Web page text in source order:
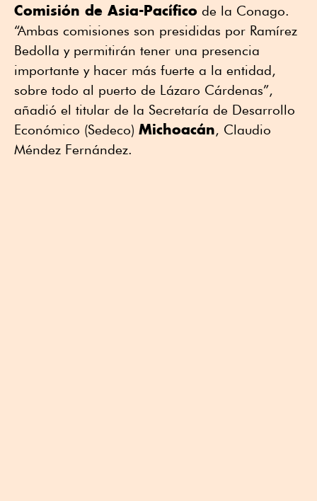
Comisión de Asia-Pacífico de la Conago.
“Ambas comisiones son presididas por Ramírez
Bedolla y permitirán tener una presencia
importante y hacer más fuerte a la entidad,
sobre todo al puerto de Lázaro Cárdenas”,
añadió el titular de la Secretaría de Desarrollo
Económico (Sedeco) Michoacán, Claudio
Méndez Fernández.